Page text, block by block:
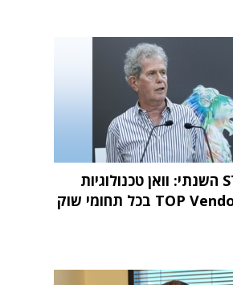
מחקר STKI השנתי: וואן טכנולוגיות
דורגה כ-TOP Vendor בכל תחומי שוק